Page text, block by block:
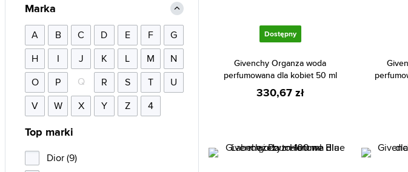
Dostępny
Givenchy Organza woda
perfumowana dla kobiet 50 ml
330,67 zł
Marka
A B C D E F
G
H
I J K L M
N
O
P Q R S T
U
V
W X Y Z 4
Top marki
Dior (9)